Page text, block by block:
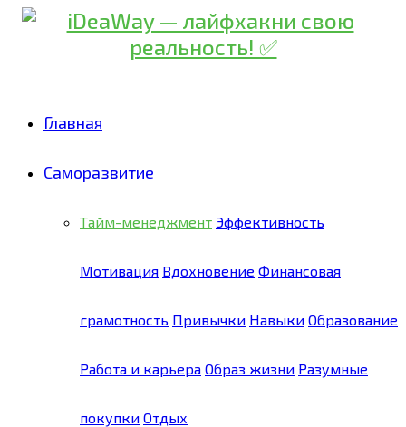
Главная
Саморазвитие
Тайм-менеджмент Эффективность
Мотивация Вдохновение Финансовая
грамотность Привычки Навыки Образование
Работа и карьера Образ жизни Разумные
покупки Отдых